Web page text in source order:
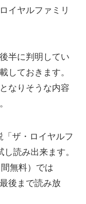
イヤルファミリ
半に判明してい
しておきます。
なりそうな内容
ザ・ロイヤルフ
読み出来ます。
間無料）では
後まで読み放